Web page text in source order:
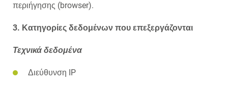
περιήγησης (browser).
3. Κατηγορίες δεδομένων που επεξεργάζονται
Τεχνικά δεδομένα
Διεύθυνση IP